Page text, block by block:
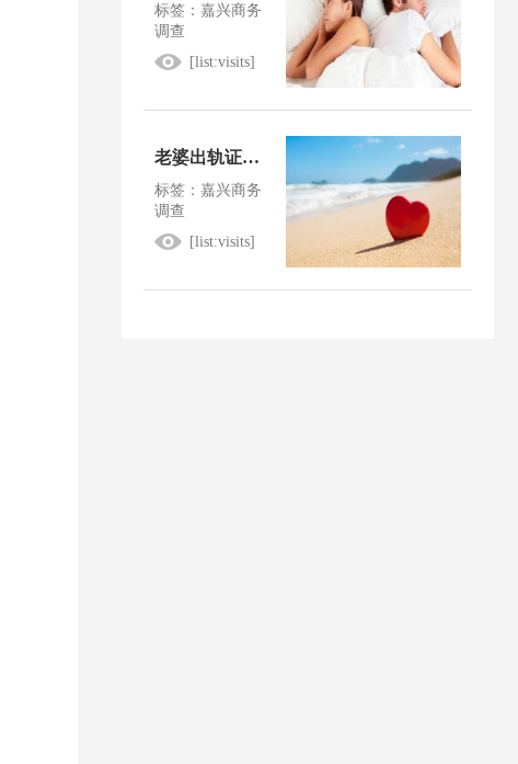
标签：嘉兴商务
调查
[list:visits]
老婆出轨证据确凿怎么判决
标签：嘉兴商务
调查
[list:visits]